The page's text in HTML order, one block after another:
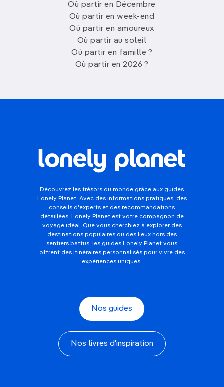
Où partir en Décembre
Où partir en week-end
Où partir en amoureux
Où partir au soleil
Où partir en famille ?
Où partir en 2026 ?
Découvrez les trésors du monde grâce aux guides
Lonely Planet. Avec des informations pratiques, des
conseils d'experts et des recommandations
détaillées, Lonely Planet est votre compagnon de
voyage idéal. Que vous cherchiez à explorer des
destinations populaires ou des lieux hors des
sentiers battus, les guides Lonely Planet vous
offrent des itinéraires personnalisés pour vivre des
expériences uniques.
Nos guides
Nos livres d'inspiration